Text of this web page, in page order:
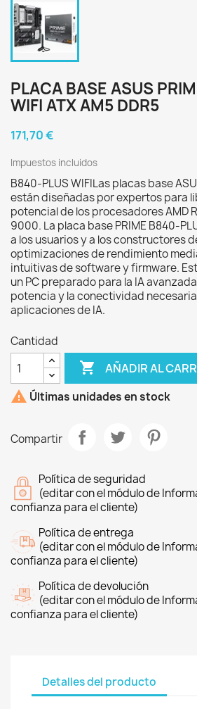
PLACA BASE ASUS
WIFI ATX AM5 DDR5
171,70 €
Impuestos incluidos
B840-PLUS WIFILas placas base
están diseñadas por expertos para
potencial de los procesadores AMD
9000. La placa base PRIME B840-
a los usuarios y a los constructores
optimizaciones de rendimiento
intuitivas de software y firmware.
un PC preparado para la IA
potencia y la conectividad
aplicaciones de IA.
Cantidad
 AÑADIR AL
 Últimas unidades en stock
Compartir
Política de seguridad
(editar con el módulo de
confianza para el cliente)
Política de entrega
(editar con el módulo de
confianza para el cliente)
Política de devolución
(editar con el módulo de
confianza para el cliente)
Detalles del producto